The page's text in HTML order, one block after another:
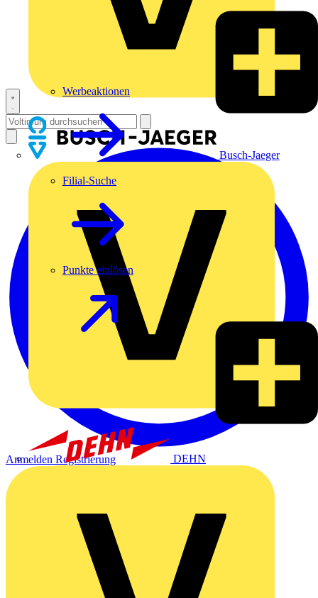
Busch-Jaeger
DEHN
Werbeaktionen
Filial-Suche
Punkte einlösen
Anmelden Registrierung